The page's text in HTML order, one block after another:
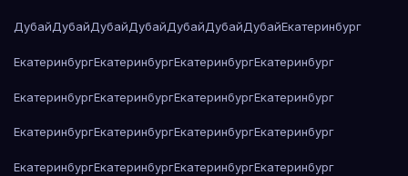
ДубайДубайДубайДубайДубайДубайДубайЕкатеринбург
ЕкатеринбургЕкатеринбургЕкатеринбургЕкатеринбург
ЕкатеринбургЕкатеринбургЕкатеринбургЕкатеринбург
ЕкатеринбургЕкатеринбургЕкатеринбургЕкатеринбург
ЕкатеринбургЕкатеринбургЕкатеринбургЕкатеринбург